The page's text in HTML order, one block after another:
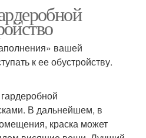
вашей
к ее обустройству.
В дальнейшем, в
краска может